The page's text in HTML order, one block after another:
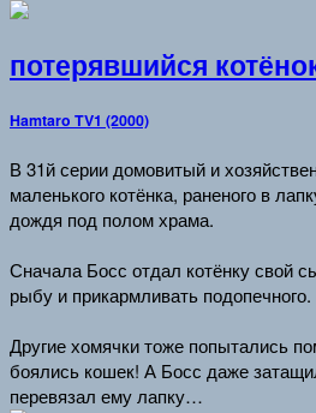
потерявшийся
Hamtaro TV1 (2000)
В 31й серии домовитый и
маленького котёнка, раненого в
дождя под полом храма.
Сначала Босс отдал котёнку свой
рыбу и прикармливать подопечного.
Другие хомячки тоже попытались
боялись кошек! А Босс даже
перевязал ему лапку…